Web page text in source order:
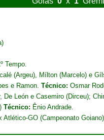
Tempo.
(Argeu), Mílton (Marcelo) e
e Ramon. Técnico: Osmar
De León e Casemiro (Dirceu);
Técnico: Ênio Andrade.
Atlético-GO (Campeonato